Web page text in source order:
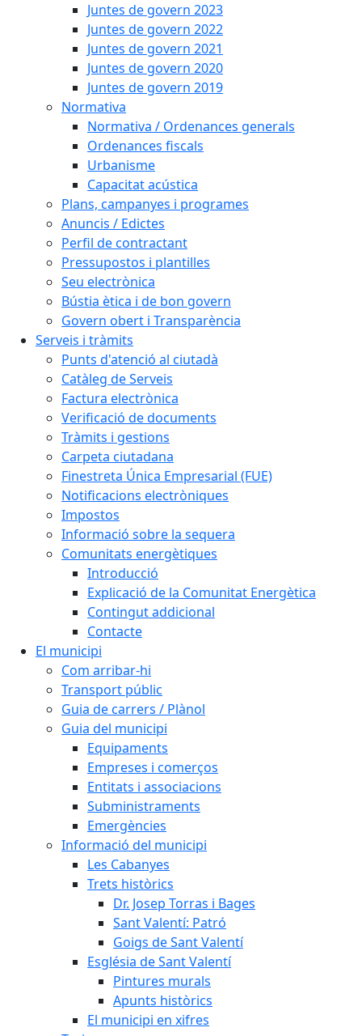
Juntes de govern 2023
Juntes de govern 2022
Juntes de govern 2021
Juntes de govern 2020
Juntes de govern 2019
Normativa
Normativa / Ordenances generals
Ordenances fiscals
Urbanisme
Capacitat acústica
Plans, campanyes i programes
Anuncis / Edictes
Perfil de contractant
Pressupostos i plantilles
Seu electrònica
Bústia ètica i de bon govern
Govern obert i Transparència
Serveis i tràmits
Punts d'atenció al ciutadà
Catàleg de Serveis
Factura electrònica
Verificació de documents
Tràmits i gestions
Carpeta ciutadana
Finestreta Única Empresarial (FUE)
Notificacions electròniques
Impostos
Informació sobre la sequera
Comunitats energètiques
Introducció
Explicació de la Comunitat Energètica
Contingut addicional
Contacte
El municipi
Com arribar-hi
Transport públic
Guia de carrers / Plànol
Guia del municipi
Equipaments
Empreses i comerços
Entitats i associacions
Subministraments
Emergències
Informació del municipi
Les Cabanyes
Trets històrics
Dr. Josep Torras i Bages
Sant Valentí: Patró
Goigs de Sant Valentí
Església de Sant Valentí
Pintures murals
Apunts històrics
El municipi en xifres